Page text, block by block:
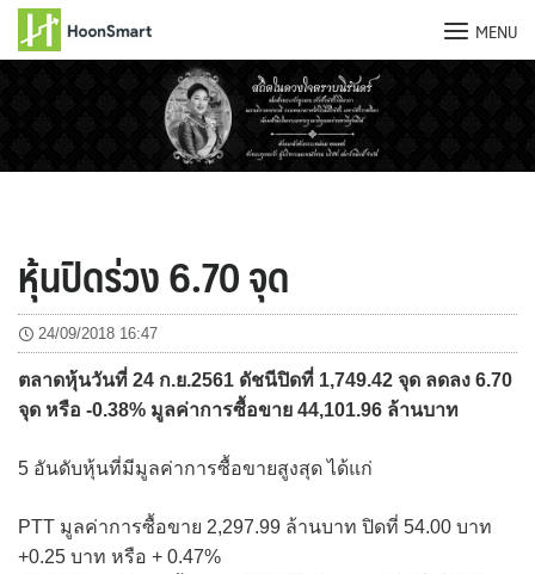
MENU
หุ้นปิดร่วง 6.70 จุด
24/09/2018 16:47
ตลาดหุ้นวันที่ 24 ก.ย.2561 ดัชนีปิดที่ 1,749.42 จุด ลดลง 6.70
จุด หรือ -0.38% มูลค่าการซื้อขาย 44,101.96 ล้านบาท
5 อันดับหุ้นที่มีมูลค่าการซื้อขายสูงสุด ได้แก่
PTT มูลค่าการซื้อขาย 2,297.99 ล้านบาท ปิดที่ 54.00 บาท
+0.25 บาท หรือ + 0.47%